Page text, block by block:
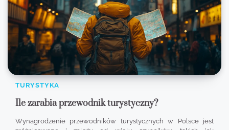
TURYSTYKA
Ile zarabia przewodnik turystyczny?
Wynagrodzenie przewodników turystycznych w Polsce jest